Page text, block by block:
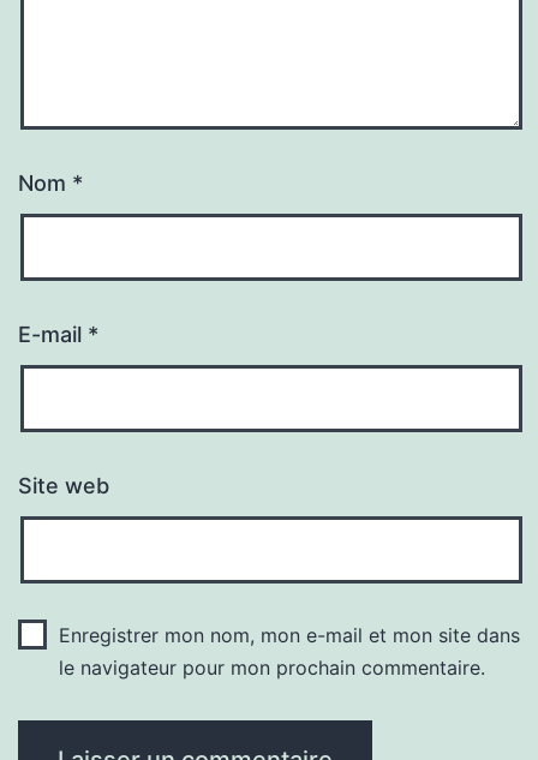
Nom *
E-mail *
Site web
Enregistrer mon nom, mon e-mail et mon site dans
le navigateur pour mon prochain commentaire.